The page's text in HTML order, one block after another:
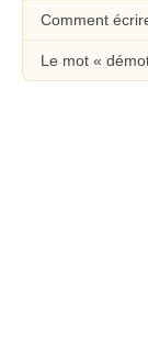
Comment
Le mot «